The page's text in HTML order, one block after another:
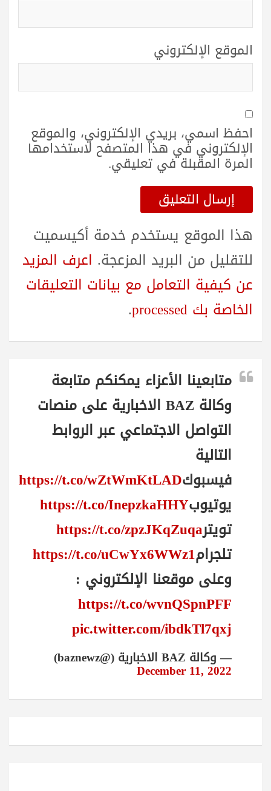
الموقع الإلكتروني
احفظ اسمي، بريدي الإلكتروني، والموقع
الإلكتروني في هذا المتصفح لاستخدامها
المرة المقبلة في تعليقي.
هذا الموقع يستخدم خدمة أكيسميت
للتقليل من البريد المزعجة. اعرف المزيد
عن كيفية التعامل مع بيانات التعليقات
الخاصة بك processed
.
متابعينا الأعزاء يمكنكم متابعة
وكالة BAZ الاخبارية على منصات
التواصل الاجتماعي عبر الروابط
التالية
فيسبوكhttps://t.co/wZtWmKtLAD
يوتيوبhttps://t.co/InepzkaHHY
تويترhttps://t.co/zpzJKqZuqa
تلجرامhttps://t.co/uCwYx6WWz1
وعلى موقعنا الإلكتروني :
https://t.co/wvnQSpnPFF
pic.twitter.com/ibdkTl7qxj
— وكالة BAZ الاخبارية (@baznewz)
December 11, 2022